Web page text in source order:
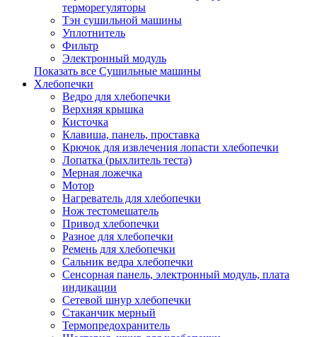
терморегуляторы
Тэн сушильной машины
Уплотнитель
Фильтр
Электронный модуль
Показать все Сушильные машины
Хлебопечки
Ведро для хлебопечки
Верхняя крышка
Кисточка
Клавиша, панель, проставка
Крючок для извлечения лопасти хлебопечки
Лопатка (рыхлитель теста)
Мерная ложечка
Мотор
Нагреватель для хлебопечки
Нож тестомешатель
Привод хлебопечки
Разное для хлебопечки
Ремень для хлебопечки
Сальник ведра хлебопечки
Сенсорная панель, электронный модуль, плата
индикации
Сетевой шнур хлебопечки
Стаканчик мерный
Термопредохранитель